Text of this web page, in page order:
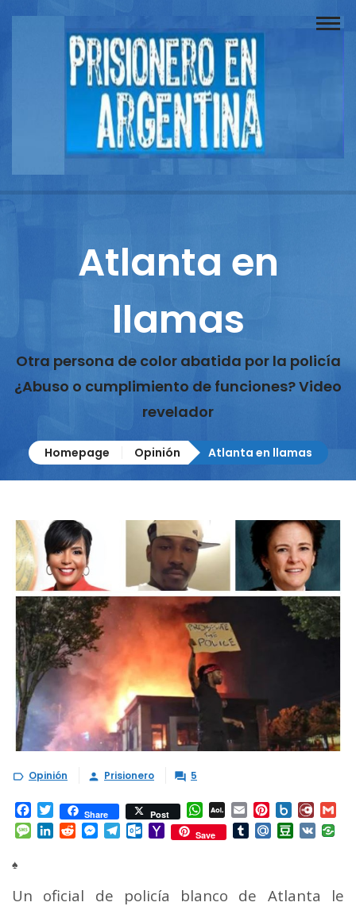
Buscador
Documentos
ReportajesAtlanta en
llamas
Otra persona de color abatida por la policía
¿Abuso o cumplimiento de funciones? Video
revelador
Homepage Opinión Atlanta en llamas
 Opinión  Prisionero  5
Facebook
TwitterShare Post WhatsApp
AOL
Mail
EmailPinterest
Box.net
Message
LinkedInRedditMessenger
TelegramOutlook.com
YahooSave TumblrMail.RuDouban
VK
♠
Un oficial de policía blanco de Atlanta le